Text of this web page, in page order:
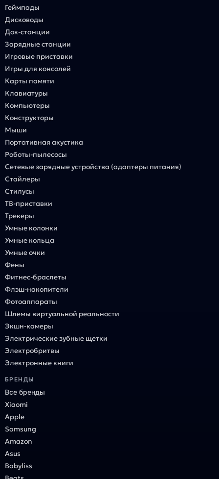
Геймпады
Дисководы
Док-станции
Зарядные станции
Игровые приставки
Игры для консолей
Карты памяти
Клавиатуры
Компьютеры
Конструкторы
Мыши
Портативная акустика
Роботы-пылесосы
Сетевые зарядные устройства (адаптеры питания)
Стайлеры
Стилусы
ТВ-приставки
Трекеры
Умные колонки
Умные кольца
Умные очки
Фены
Фитнес-браслеты
Флэш-накопители
Фотоаппараты
Шлемы виртуальной реальности
Экшн-камеры
Электрические зубные щетки
Электробритвы
Электронные книги
БРЕНДЫ
Все бренды
Xiaomi
Apple
Samsung
Amazon
Asus
Babyliss